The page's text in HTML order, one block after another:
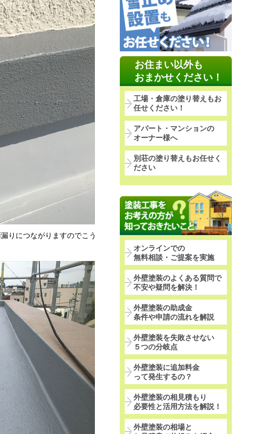
りにつながりますのでこう
お住まい以外も
おまかせください！
工場・倉庫の塗り替えもお
任せください！
アパート・マンションの
オーナー様へ
別荘の塗り替えもお任せく
ださい
オンラインでの
無料相談・ご提案を実施
外壁塗装のよくある質問で
不安や疑問を解決！
外壁塗装の助成金
条件や申請の流れを解説
外壁塗装を失敗させない
５つの分岐点
外壁塗装に追加料金
って発生するの？
外壁塗装の相見積もり
必要性と活用方法を解説！
外壁塗装の相場と